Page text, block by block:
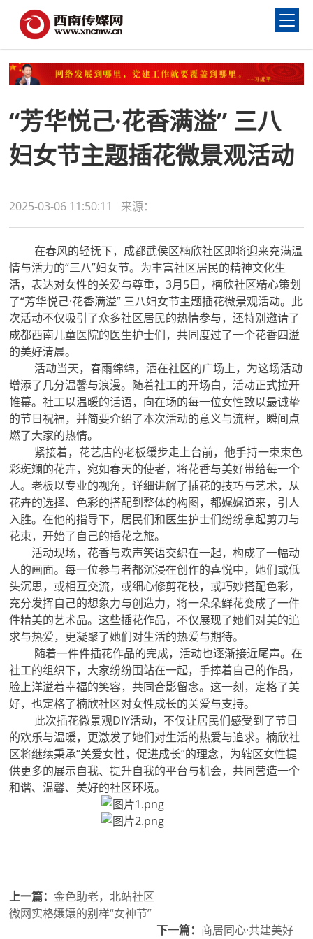
“芳华悦己·花香满溢” 三八
妇女节主题插花微景观活动
2025-03-06 11:50:11 来源：
在春风的轻抚下，成都武侯区楠欣社区即将迎来充满温
情与活力的“三八”妇女节。为丰富社区居民的精神文化生
活，表达对女性的关爱与尊重，3月5日，楠欣社区精心策划
了“芳华悦己·花香满溢” 三八妇女节主题插花微景观活动。此
次活动不仅吸引了众多社区居民的热情参与，还特别邀请了
成都西南儿童医院的医生护士们，共同度过了一个花香四溢
的美好清晨。
活动当天，春雨绵绵，洒在社区的广场上，为这场活动
增添了几分温馨与浪漫。随着社工的开场白，活动正式拉开
帷幕。社工以温暖的话语，向在场的每一位女性致以最诚挚
的节日祝福，并简要介绍了本次活动的意义与流程，瞬间点
燃了大家的热情。
紧接着，花艺店的老板缓步走上台前，他手持一束束色
彩斑斓的花卉，宛如春天的使者，将花香与美好带给每一个
人。老板以专业的视角，详细讲解了插花的技巧与艺术，从
花卉的选择、色彩的搭配到整体的构图，都娓娓道来，引人
入胜。在他的指导下，居民们和医生护士们纷纷拿起剪刀与
花束，开始了自己的插花之旅。
活动现场，花香与欢声笑语交织在一起，构成了一幅动
人的画面。每一位参与者都沉浸在创作的喜悦中，她们或低
头沉思，或相互交流，或细心修剪花枝，或巧妙搭配色彩，
充分发挥自己的想象力与创造力，将一朵朵鲜花变成了一件
件精美的艺术品。这些插花作品，不仅展现了她们对美的追
求与热爱，更凝聚了她们对生活的热爱与期待。
随着一件件插花作品的完成，活动也逐渐接近尾声。在
社工的组织下，大家纷纷围站在一起，手捧着自己的作品，
脸上洋溢着幸福的笑容，共同合影留念。这一刻，定格了美
好，也定格了楠欣社区对女性成长的关爱与支持。
此次插花微景观DIY活动，不仅让居民们感受到了节日
的欢乐与温暖，更激发了她们对生活的热爱与追求。楠欣社
区将继续秉承“关爱女性，促进成长”的理念，为辖区女性提
供更多的展示自我、提升自我的平台与机会，共同营造一个
和谐、温馨、美好的社区环境。
上一篇：金色助老，北站社区
微网实格嬢嬢的别样“女神节”
下一篇： 商居同心·共建美好